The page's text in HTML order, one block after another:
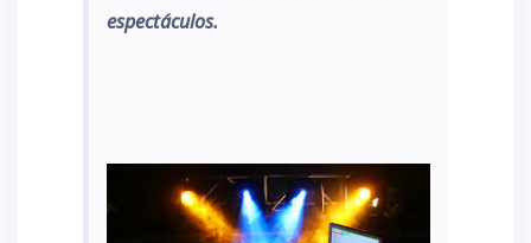
espectáculos.